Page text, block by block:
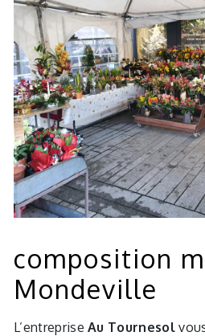
composition
Mondeville
L’entrepriseAu Tournesol